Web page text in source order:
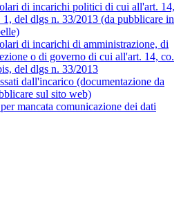
di incarichi politici di cui all'art. 14,
1, del dlgs n. 33/2013 (da pubblicare in
di incarichi di amministrazione, di
o di governo di cui all'art. 14, co.
del dlgs n. 33/2013
dall'incarico (documentazione da
sul sito web)
mancata comunicazione dei dati